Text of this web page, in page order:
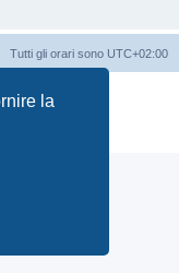
la
Tutti gli orari sono UTC+02:00
Limited